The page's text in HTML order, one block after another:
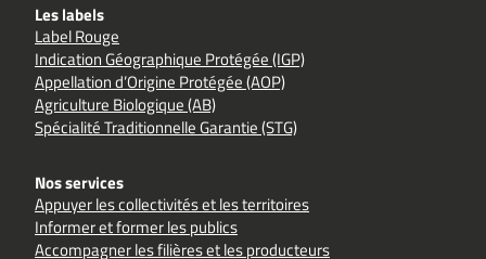
Les labels
Label Rouge
Indication Géographique Protégée (IGP)
Appellation d’Origine Protégée (AOP)
Agriculture Biologique (AB)
Spécialité Traditionnelle Garantie (STG)
Nos services
Appuyer les collectivités et les territoires
Informer et former les publics
Accompagner les filières et les producteurs